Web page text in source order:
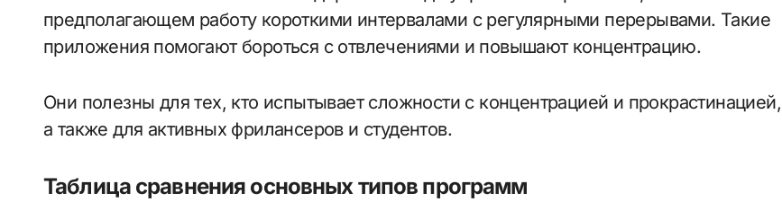
предполагающем работу короткими интервалами с регулярными перерывами. Такие
приложения помогают бороться с отвлечениями и повышают концентрацию.
Они полезны для тех, кто испытывает сложности с концентрацией и прокрастинацией,
а также для активных фрилансеров и студентов.
Таблица сравнения основных типов программ